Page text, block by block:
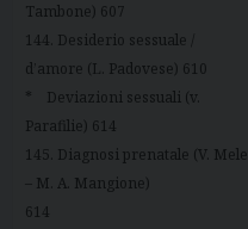
Tambone) 607
144. Desiderio sessuale /
d’amore (L. Padovese) 610
* Deviazioni sessuali (v.
Parafilie) 614
145. Diagnosi prenatale (V. Mele
– M. A. Mangione)
614